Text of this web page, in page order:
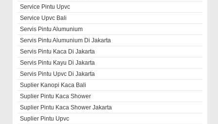
Service Pintu Upvc
Service Upvc Bali
Servis Pintu Alumunium
Servis Pintu Alumunium Di Jakarta
Servis Pintu Kaca Di Jakarta
Servis Pintu Kayu Di Jakarta
Servis Pintu Upvc Di Jakarta
Suplier Kanopi Kaca Bali
Suplier Pintu Kaca Shower
Suplier Pintu Kaca Shower Jakarta
Suplier Pintu Upvc